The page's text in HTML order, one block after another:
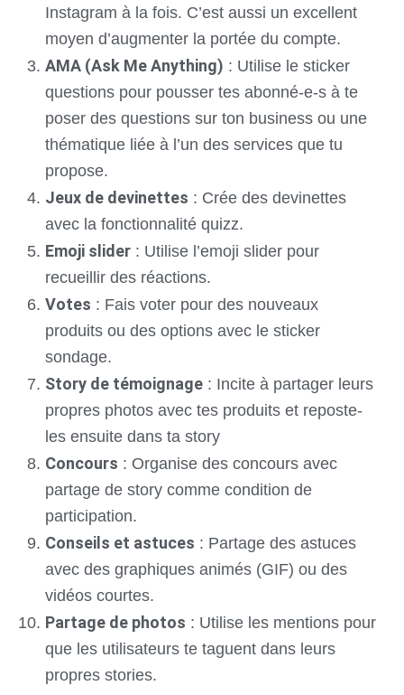
Instagram à la fois. C’est aussi un excellent
moyen d’augmenter la portée du compte.
AMA (Ask Me Anything) : Utilise le sticker
questions pour pousser tes abonné-e-s à te
poser des questions sur ton business ou une
thématique liée à l’un des services que tu
propose.
Jeux de devinettes : Crée des devinettes
avec la fonctionnalité quizz.
Emoji slider : Utilise l’emoji slider pour
recueillir des réactions.
Votes : Fais voter pour des nouveaux
produits ou des options avec le sticker
sondage.
Story de témoignage : Incite à partager leurs
propres photos avec tes produits et reposte-
les ensuite dans ta story
Concours : Organise des concours avec
partage de story comme condition de
participation.
Conseils et astuces : Partage des astuces
avec des graphiques animés (GIF) ou des
vidéos courtes.
Partage de photos : Utilise les mentions pour
que les utilisateurs te taguent dans leurs
propres stories.